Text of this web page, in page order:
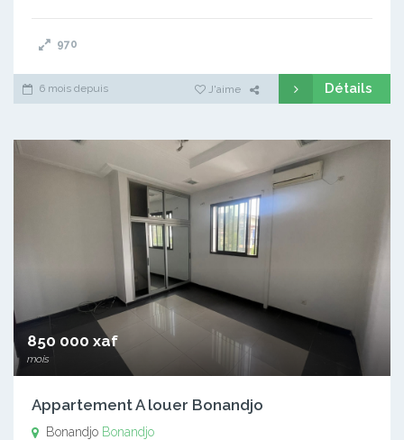
970
6 mois depuis J'aime Détails
850 000 xaf
mois
Appartement A louer Bonandjo
Bonandjo Bonandjo